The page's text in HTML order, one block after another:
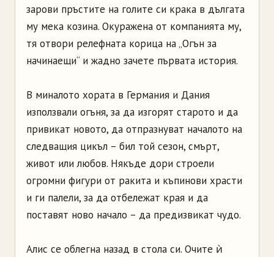
зарови пръстите на голите си крака в дългата
му мека козина. Окуражена от компанията му,
тя отвори релефната корица на „Огън за
начинаещи“ и жадно зачете първата история.
В миналото хората в Германия и Дания
използвали огъня, за да изгорят старото и да
привикат новото, да отпразнуват началото на
следващия цикъл – бил той сезон, смърт,
живот или любов. Някъде дори строели
огромни фигури от ракита и къпинови храсти
и ги палели, за да отбележат края и да
поставят ново начало – да предизвикат чудо.
Алис се облегна назад в стола си. Очите ѝ